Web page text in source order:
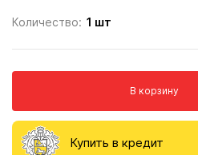
Количество: 1 шт
В корзину
Купить в кредит